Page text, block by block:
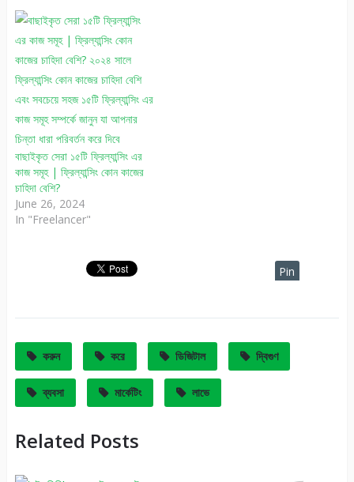
বাছাইকৃত সেরা ১৫টি ফ্রিল্যান্সিং এর
কাজ সমূহ | ফ্রিল্যান্সিং কোন কাজের
চাহিদা বেশি?
June 26, 2024
In "Freelancer"
Pin
করুন করে ডিজিটাল দ্বিগুণ
ব্যবসা মার্কেটিং লাভে
Related Posts